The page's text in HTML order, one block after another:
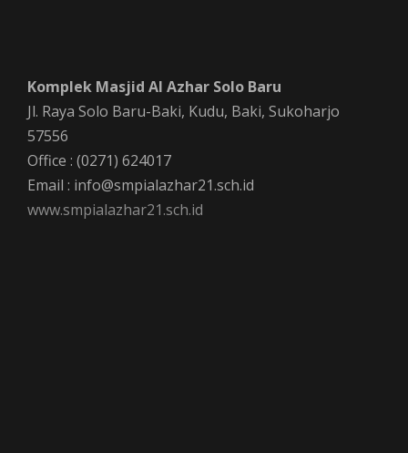
Komplek Masjid Al Azhar Solo Baru
Jl. Raya Solo Baru-Baki, Kudu, Baki, Sukoharjo
57556
Office : (0271) 624017
Email : info@smpialazhar21.sch.id
www.smpialazhar21.sch.id